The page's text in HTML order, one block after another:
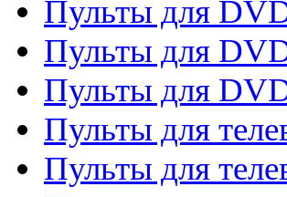
Пульты для
Пульты для
Пульты для
Пульты для
Пульты для